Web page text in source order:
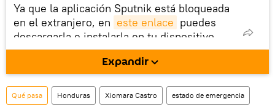
Ya que la aplicación Sputnik está bloqueada
en el extranjero, en este enlace puedes
descargarla e instalarla en tu dispositivo
móvil (¡solo para Android!).
También tenemos una cuenta en la red
social rusa VK .
Expandir
Qué pasa Honduras Xiomara Castro estado de emergencia